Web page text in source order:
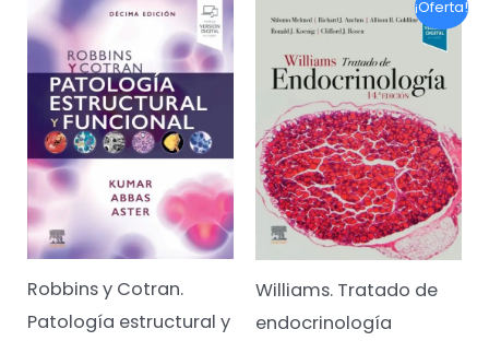
Robbins y Cotran.
Patología estructural y
¡Oferta!
Williams. Tratado de
endocrinología